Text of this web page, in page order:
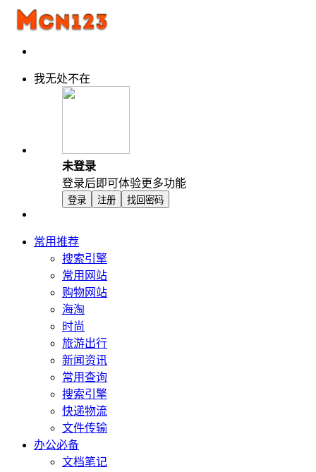
我无处不在
未登录
登录后即可体验更多功能
登录 注册 找回密码
常用推荐
搜索引擎
常用网站
购物网站
海淘
时尚
旅游出行
新闻资讯
常用查询
搜索引擎
快递物流
文件传输
办公必备
文档笔记